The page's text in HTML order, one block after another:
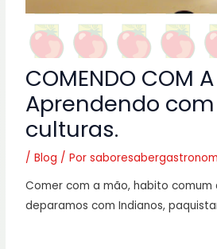
COMENDO COM
Aprendendo
culturas.
/Blog / Por
Comer com a mão, habito comum
deparamos com Indianos,